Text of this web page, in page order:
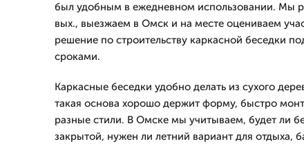
был удобным в ежедневном использовании. Мы
вых., выезжаем в Омск и на месте оцениваем
решение по строительству каркасной беседки
сроками.
Каркасные беседки удобно делать из сухого
такая основа хорошо держит форму, быстро
разные стили. В Омске мы учитываем, будет ли
закрытой, нужен ли летний вариант для отдыха,